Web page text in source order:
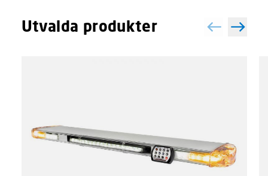
Utvalda produkter